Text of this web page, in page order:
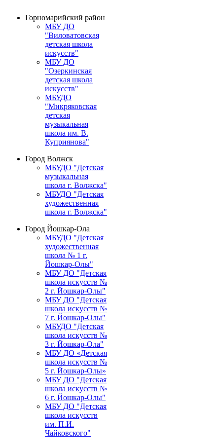
Горномарийский район
МБУ ДО
"Виловатовская
детская школа
искусств"
МБУ ДО
"Озеркинская
детская школа
искусств"
МБУДО
"Микряковская
детская
музыкальная
школа им. В.
Куприянова"
Город Волжск
МБУДО "Детская
музыкальная
школа г. Волжска"
МБУДО "Детская
художественная
школа г. Волжска"
Город Йошкар-Ола
МБУДО "Детская
художественная
школа № 1 г.
Йошкар-Олы"
МБУ ДО "Детская
школа искусств №
2 г. Йошкар-Олы"
МБУ ДО "Детская
школа искусств №
7 г. Йошкар-Олы"
МБУДО "Детская
школа искусств №
3 г. Йошкар-Ола"
МБУ ДО «Детская
школа искусств №
5 г. Йошкар-Олы»
МБУ ДО "Детская
школа искусств №
6 г. Йошкар-Олы"
МБУ ДО "Детская
школа искусств
им. П.И.
Чайковского"